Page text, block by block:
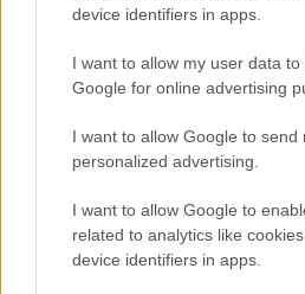
device identifiers in apps.
I want to allow my user data
Google for online advertising
I want to allow Google to send
personalized advertising.
I want to allow Google to
related to analytics like
device identifiers in apps.